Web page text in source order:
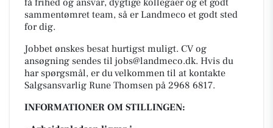
få frihed og ansvar, dygtige kollegaer og et godt
sammentømret team, så er Landmeco et godt sted
for dig.
Jobbet ønskes besat hurtigst muligt. CV og
ansøgning sendes til jobs@landmeco.dk. Hvis du
har spørgsmål, er du velkommen til at kontakte
Salgsansvarlig Rune Thomsen på 2968 6817.
INFORMATIONER OM STILLINGEN: